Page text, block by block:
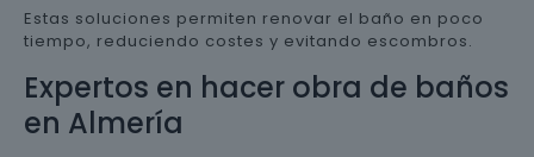
Estas soluciones permiten renovar el baño en poco
tiempo, reduciendo costes y evitando escombros.
Expertos en hacer obra de baños
en Almería